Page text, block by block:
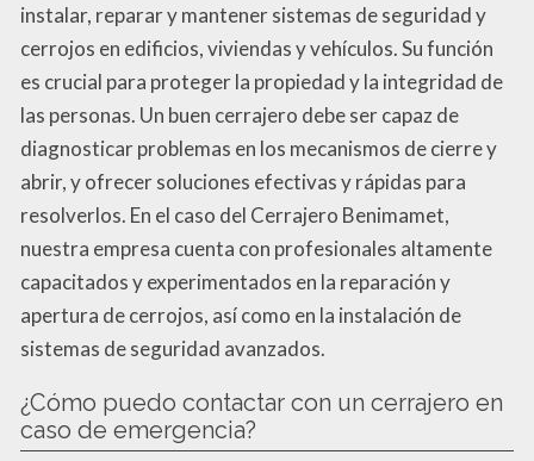
instalar, reparar y mantener sistemas de seguridad y
cerrojos en edificios, viviendas y vehículos. Su función
es crucial para proteger la propiedad y la integridad de
las personas. Un buen cerrajero debe ser capaz de
diagnosticar problemas en los mecanismos de cierre y
abrir, y ofrecer soluciones efectivas y rápidas para
resolverlos. En el caso del Cerrajero Benimamet,
nuestra empresa cuenta con profesionales altamente
capacitados y experimentados en la reparación y
apertura de cerrojos, así como en la instalación de
sistemas de seguridad avanzados.
¿Cómo puedo contactar con un cerrajero en
caso de emergencia?